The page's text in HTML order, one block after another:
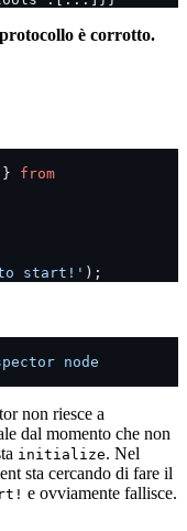
è corrotto.
} from
to start!' );
node
non riesce a
dal momento che non
initialize. Nel
sta cercando di fare il
e ovviamente fallisce.